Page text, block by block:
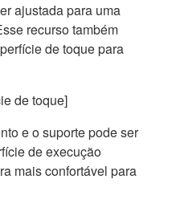
ajustada para uma
recurso também
de toque para
de toque]
e o suporte pode ser
de execução
mais confortável para